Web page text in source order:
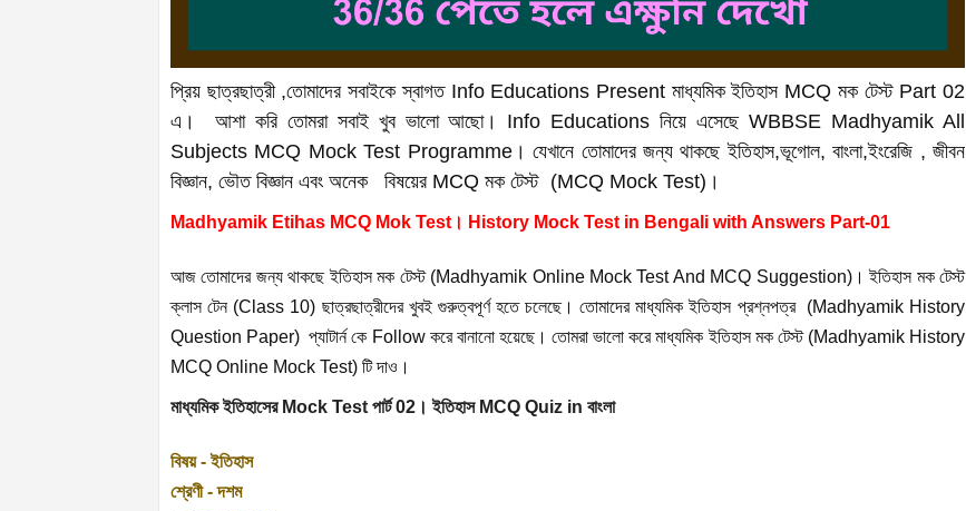
প্রিয় ছাত্রছাত্রী ,তোমাদের সবাইকে স্বাগত Info Educations Present মাধ্যমিক ইতিহাস MCQ মক টেস্ট Part 02
এ। আশা করি তোমরা সবাই খুব ভালো আছো। Info Educations নিয়ে এসেছে WBBSE Madhyamik All
Subjects MCQ Mock Test Programme। যেখানে তোমাদের জন্য থাকছে ইতিহাস,ভূগোল, বাংলা,ইংরেজি , জীবন
বিজ্ঞান, ভৌত বিজ্ঞান এবং অনেক বিষয়ের MCQ মক টেস্ট (MCQ Mock Test)।
Madhyamik Etihas MCQ Mok Test। History Mock Test in Bengali with Answers Part-01
আজ তোমাদের জন্য থাকছে ইতিহাস মক টেস্ট (Madhyamik Online Mock Test And MCQ Suggestion)। ইতিহাস মক টেস্ট
ক্লাস টেন (Class 10) ছাত্রছাত্রীদের খুবই গুরুত্বপূর্ণ হতে চলেছে। তোমাদের মাধ্যমিক ইতিহাস প্রশ্নপত্র (Madhyamik History
Question Paper) প্যাটার্ন কে Follow করে বানানো হয়েছে। তোমরা ভালো করে মাধ্যমিক ইতিহাস মক টেস্ট (Madhyamik History
MCQ Online Mock Test) টি দাও।
মাধ্যমিক ইতিহাসের Mock Test পার্ট 02। ইতিহাস MCQ Quiz in বাংলা
বিষয় - ইতিহাস
শ্রেণী - দশম